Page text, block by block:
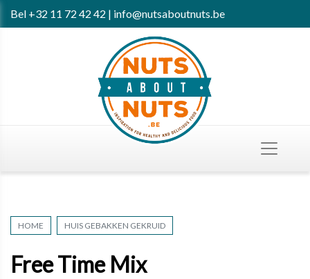
Bel +32 11 72 42 42 | info@nutsaboutnuts.be
HOME HUIS GEBAKKEN GEKRUID
Free Time Mix